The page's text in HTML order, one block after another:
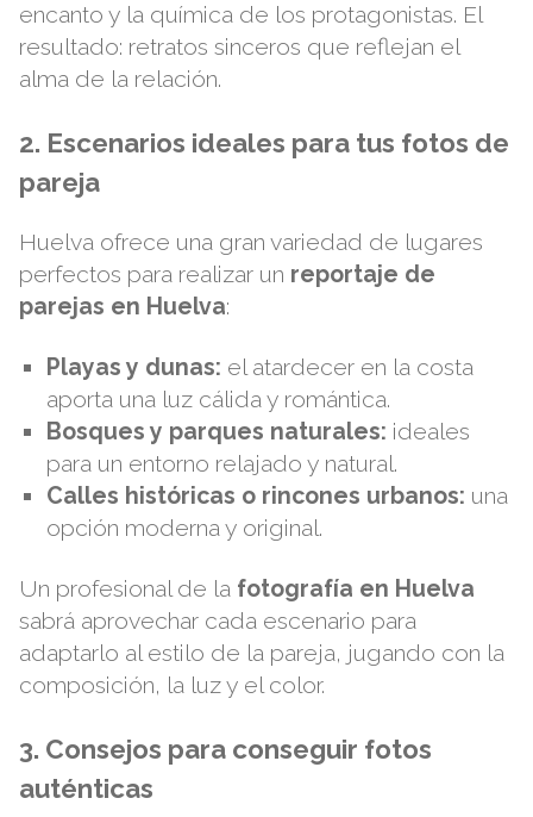
encanto y la química de los protagonistas. El
resultado: retratos sinceros que reflejan el
alma de la relación.
2. Escenarios ideales para tus fotos de
pareja
Huelva ofrece una gran variedad de lugares
perfectos para realizar un reportaje de
parejas en Huelva:
Playas y dunas: el atardecer en la costa
aporta una luz cálida y romántica.
Bosques y parques naturales: ideales
para un entorno relajado y natural.
Calles históricas o rincones urbanos: una
opción moderna y original.
Un profesional de la fotografía en Huelva
sabrá aprovechar cada escenario para
adaptarlo al estilo de la pareja, jugando con la
composición, la luz y el color.
3. Consejos para conseguir fotos
auténticas